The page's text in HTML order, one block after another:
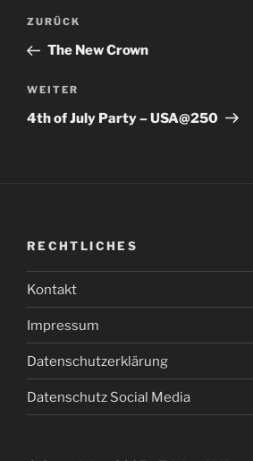
Beitragsnavigation
Vorheriger
Beitrag
ZURÜCK
The New Crown
Nächster
Beitrag
WEITER
4th of July Party – USA@250
RECHTLICHES
Kontakt
Impressum
Datenschutzerklärung
Datenschutz Social Media